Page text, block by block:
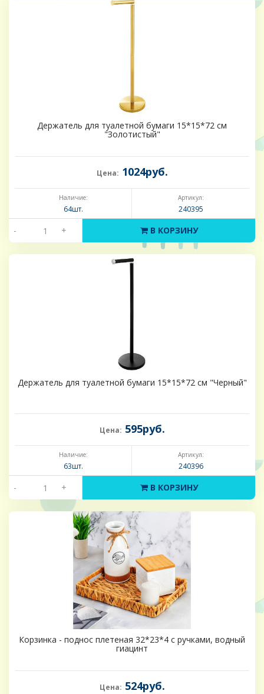
Держатель для туалетной бумаги 15*15*72 см
"Золотистый"
Цена: 1024руб.
Наличие:
64шт.
Артикул:
240395
- + В КОРЗИНУ
Держатель для туалетной бумаги 15*15*72 см "Черный"
Цена: 595руб.
Наличие:
63шт.
Артикул:
240396
- + В КОРЗИНУ
Корзинка - поднос плетеная 32*23*4 с ручками, водный
гиацинт
Цена: 524руб.